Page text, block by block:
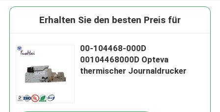
Erhalten Sie den besten Preis für
00-104468-000D
00104468000D Opteva
thermischer Journaldrucker